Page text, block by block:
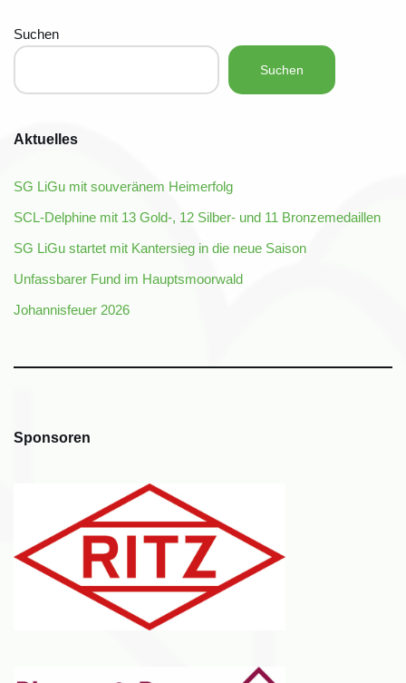
Suchen
Suchen
Aktuelles
SG LiGu mit souveränem Heimerfolg
SCL-Delphine mit 13 Gold-, 12 Silber- und 11 Bronzemedaillen
SG LiGu startet mit Kantersieg in die neue Saison
Unfassbarer Fund im Hauptsmoorwald
Johannisfeuer 2026
Sponsoren